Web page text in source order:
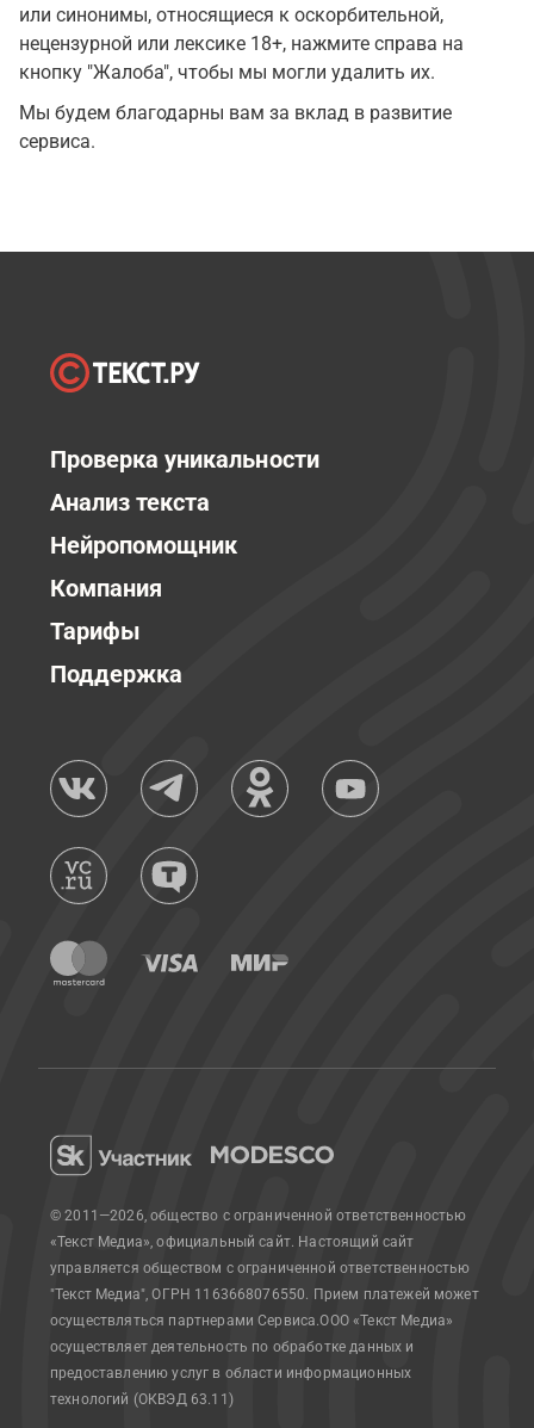
или синонимы, относящиеся к оскорбительной,
нецензурной или лексике 18+, нажмите справа на
кнопку "Жалоба", чтобы мы могли удалить их.
Мы будем благодарны вам за вклад в развитие
сервиса.
Проверка уникальности
Анализ текста
Нейропомощник
Компания
Тарифы
Поддержка
© 2011—2026, общество с ограниченной ответственностью
«Текст Медиа», официальный сайт. Настоящий сайт
управляется обществом с ограниченной ответственностью
"Текст Медиа", ОГРН 1163668076550. Прием платежей может
осуществляться партнерами Сервиса.ООО «Текст Медиа»
осуществляет деятельность по обработке данных и
предоставлению услуг в области информационных
технологий (ОКВЭД 63.11)